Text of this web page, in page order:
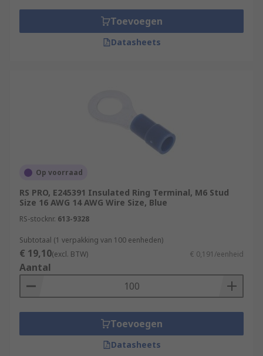
Toevoegen
Datasheets
Op voorraad
RS PRO, E245391 Insulated Ring Terminal, M6 Stud
Size 16 AWG 14 AWG Wire Size, Blue
RS-stocknr. 613-9328
Subtotaal (1 verpakking van 100 eenheden)
€ 19,10(excl. BTW) € 0,191/eenheid
Aantal
Toevoegen
Datasheets